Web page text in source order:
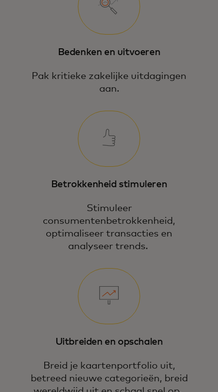
Bedenken en uitvoeren
Pak kritieke zakelijke uitdagingen
aan.
Betrokkenheid stimuleren
Stimuleer
consumentenbetrokkenheid,
optimaliseer transacties en
analyseer trends.
Uitbreiden en opschalen
Breid je kaartenportfolio uit,
betreed nieuwe categorieën, breid